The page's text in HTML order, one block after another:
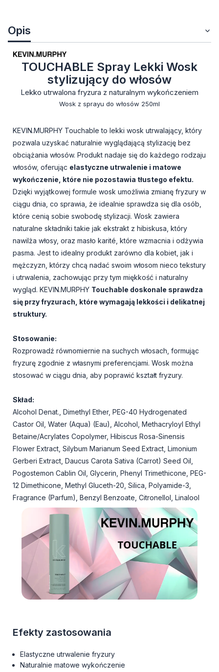
Opis
TOUCHABLE Spray Lekki Wosk
stylizujący do włosów
Lekko utrwalona fryzura z naturalnym wykończeniem
Wosk z sprayu do włosów 250ml
KEVIN.MURPHY Touchable to lekki wosk utrwalający, który
pozwala uzyskać naturalnie wyglądającą stylizację bez
obciążania włosów. Produkt nadaje się do każdego rodzaju
włosów, oferując elastyczne utrwalenie i matowe
wykończenie, które nie pozostawia tłustego efektu.
Dzięki wyjątkowej formule wosk umożliwia zmianę fryzury w
ciągu dnia, co sprawia, że idealnie sprawdza się dla osób,
które cenią sobie swobodę stylizacji. Wosk zawiera
naturalne składniki takie jak ekstrakt z hibiskusa, który
nawilża włosy, oraz masło karité, które wzmacnia i odżywia
pasma. Jest to idealny produkt zarówno dla kobiet, jak i
mężczyzn, którzy chcą nadać swoim włosom nieco tekstury
i utrwalenia, zachowując przy tym miękkość i naturalny
wygląd. KEVIN.MURPHY Touchable doskonale sprawdza
się przy fryzurach, które wymagają lekkości i delikatnej
struktury.
Stosowanie:
Rozprowadź równomiernie na suchych włosach, formując
fryzurę zgodnie z własnymi preferencjami. Wosk można
stosować w ciągu dnia, aby poprawić kształt fryzury.
Skład:
Alcohol Denat., Dimethyl Ether, PEG-40 Hydrogenated
Castor Oil, Water (Aqua) (Eau), Alcohol, Methacryloyl Ethyl
Betaine/Acrylates Copolymer, Hibiscus Rosa-Sinensis
Flower Extract, Silybum Marianum Seed Extract, Limonium
Gerberi Extract, Daucus Carota Sativa (Carrot) Seed Oil,
Pogostemon Cablin Oil, Glycerin, Phenyl Trimethicone, PEG-
12 Dimethicone, Methyl Gluceth-20, Silica, Polyamide-3,
Fragrance (Parfum), Benzyl Benzoate, Citronellol, Linalool
Efekty zastosowania
Elastyczne utrwalenie fryzury
Naturalnie matowe wykończenie